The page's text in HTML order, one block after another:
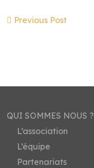
Previous Post
QUI SOMMES NOUS ?
L’association
L’équipe
Partenariats